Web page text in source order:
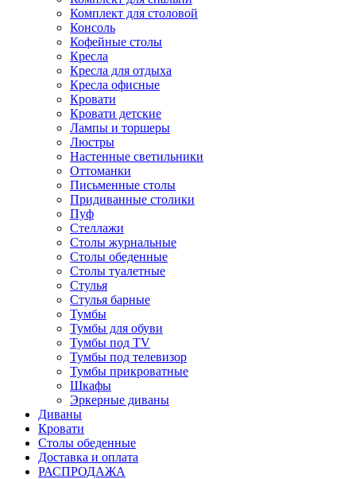
Комплект для столовой
Консоль
Кофейные столы
Кресла
Кресла для отдыха
Кресла офисные
Кровати
Кровати детские
Лампы и торшеры
Люстры
Настенные светильники
Оттоманки
Письменные столы
Придиванные столики
Пуф
Стеллажи
Столы журнальные
Столы обеденные
Столы туалетные
Стулья
Стулья барные
Тумбы
Тумбы для обуви
Тумбы под TV
Тумбы под телевизор
Тумбы прикроватные
Шкафы
Эркерные диваны
Диваны
Кровати
Столы обеденные
Доставка и оплата
РАСПРОДАЖА